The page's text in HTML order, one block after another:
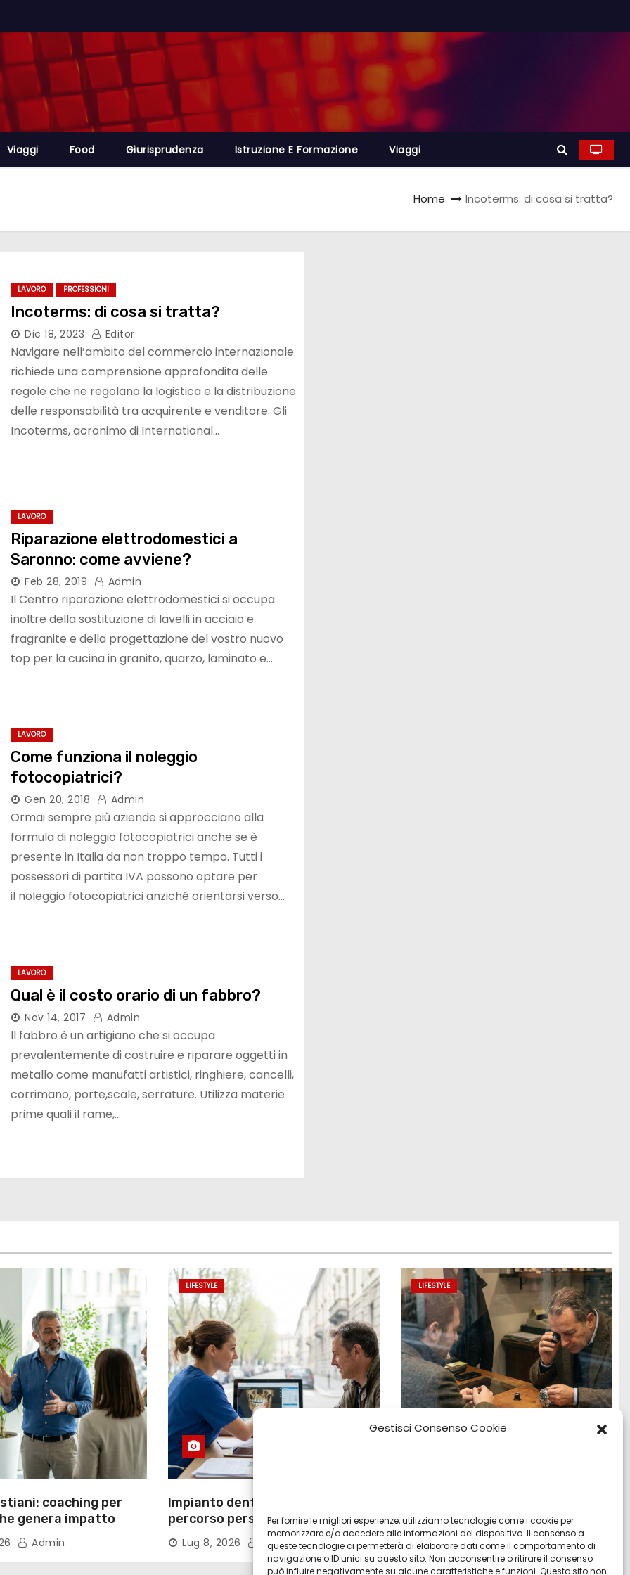
Gestisci Consenso Cookie
Per fornire le migliori esperienze, utilizziamo tecnologie come i cookie per
memorizzare e/o accedere alle informazioni del dispositivo. Il consenso a
queste tecnologie ci permetterà di elaborare dati come il comportamento di
navigazione o ID unici su questo sito. Non acconsentire o ritirare il consenso
può influire negativamente su alcune caratteristiche e funzioni. Questo sito non
Viaggi Food Giurisprudenza Istruzione E Formazione Viaggi
Home Incoterms: di cosa si tratta?
LAVORO PROFESSIONI
Incoterms: di cosa si tratta?
Dic 18, 2023 Editor
Navigare nell’ambito del commercio internazionale
richiede una comprensione approfondita delle
regole che ne regolano la logistica e la distribuzione
delle responsabilità tra acquirente e venditore. Gli
Incoterms, acronimo di International…
LAVORO
Riparazione elettrodomestici a
Saronno: come avviene?
Feb 28, 2019 Admin
Il Centro riparazione elettrodomestici si occupa
inoltre della sostituzione di lavelli in acciaio e
fragranite e della progettazione del vostro nuovo
top per la cucina in granito, quarzo, laminato e…
LAVORO
Come funziona il noleggio
fotocopiatrici?
Gen 20, 2018 Admin
Ormai sempre più aziende si approcciano alla
formula di noleggio fotocopiatrici anche se è
presente in Italia da non troppo tempo. Tutti i
possessori di partita IVA possono optare per
il noleggio fotocopiatrici anziché orientarsi verso…
LAVORO
Qual è il costo orario di un fabbro?
Nov 14, 2017 Admin
Il fabbro è un artigiano che si occupa
prevalentemente di costruire e riparare oggetti in
metallo come manufatti artistici, ringhiere, cancelli,
corrimano, porte,scale, serrature. Utilizza materie
prime quali il rame,…
coaching per
genera impatto
Admin
LIFESTYLE
Impianto dentale Torino:
percorso personalizzato e
tecnologie
Lug 8, 2026 Admin
LIFESTYLE
migliori modelli usati
Lug 8, 2026 Admin